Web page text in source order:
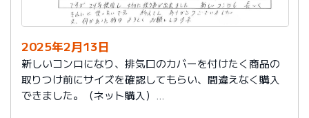
2025年2月13日
新しいコンロになり、排気口のカバーを付けたく商品の
取りつけ前にサイズを確認してもらい、間違えなく購入
できました。（ネット購入）